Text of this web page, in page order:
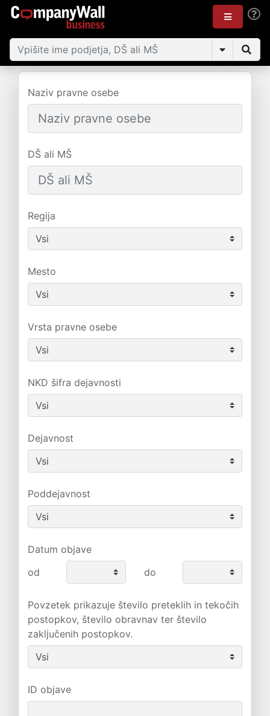
Naziv pravne osebe
DŠ ali MŠ
Regija
Mesto
Vrsta pravne osebe
NKD šifra dejavnosti
Dejavnost
Poddejavnost
Datum objave
od
do
Povzetek prikazuje število preteklih in tekočih
postopkov, število obravnav ter število
zaključenih postopkov.
ID objave